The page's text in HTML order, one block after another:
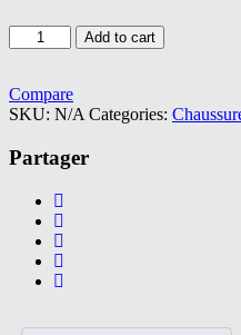
Mocassins
college
cuir
bleu
Mustache
femmes
quantity
Add to cart
Compare
SKU: N/A Categories:
Partager